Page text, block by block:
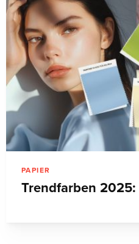
PAPIER
Trendfarben